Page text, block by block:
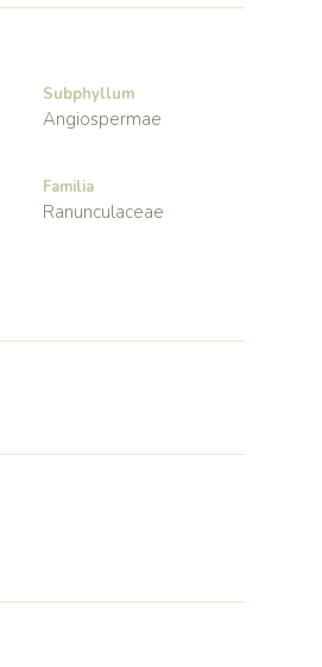
Subphyllum
Angiospermae
Familia
Ranunculaceae